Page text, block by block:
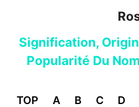
Signification,
Popularité Du
TOP A B C D